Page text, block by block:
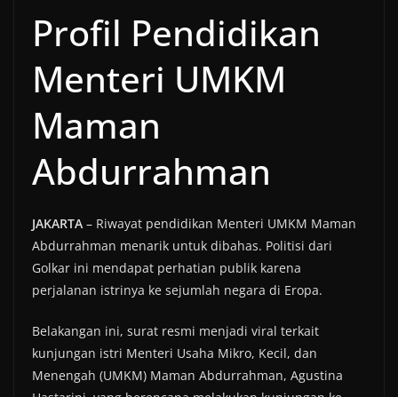
Profil Pendidikan
Menteri UMKM
Maman
Abdurrahman
JAKARTA – Riwayat pendidikan Menteri UMKM Maman
Abdurrahman menarik untuk dibahas. Politisi dari
Golkar ini mendapat perhatian publik karena
perjalanan istrinya ke sejumlah negara di Eropa.
Belakangan ini, surat resmi menjadi viral terkait
kunjungan istri Menteri Usaha Mikro, Kecil, dan
Menengah (UMKM) Maman Abdurrahman, Agustina